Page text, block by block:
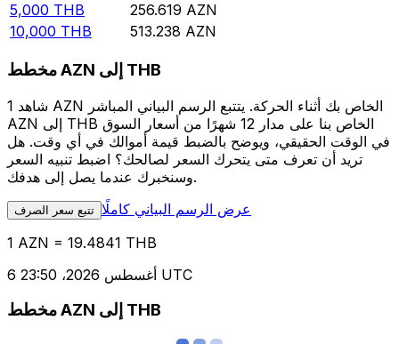
5,000 THB 256.619 AZN
10,000 THB 513.238 AZN
مخطط AZN إلى THB
شاهد 1 AZN الخاص بك أثناء الحركة. يتتبع الرسم البياني المباشر
AZN إلى THB الخاص بنا على مدار 12 شهرًا من أسعار السوق
في الوقت الحقيقي، ويوضح بالضبط قيمة أموالك في أي وقت. هل
تريد أن تعرف متى يتحرك السعر لصالحك؟ اضبط تنبيه السعر
وسنخبرك عندما يصل إلى هدفك.
تتبع سعر الصرف عرض الرسم البياني كاملًا
1 AZN = 19.4841 THB
6 أغسطس 2026، 23:50 UTC
مخطط AZN إلى THB